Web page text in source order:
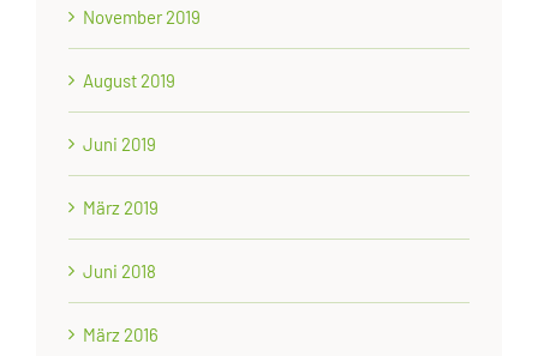
November 2019
August 2019
Juni 2019
März 2019
Juni 2018
März 2016